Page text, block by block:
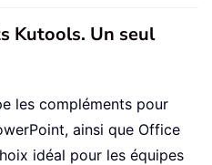
Kutools. Un seul
les compléments pour
ainsi que Office
idéal pour les équipes